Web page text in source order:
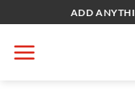
qua
nội
ADD